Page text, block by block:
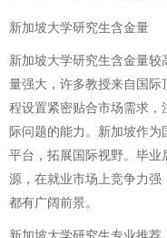
新加坡大学研究生含金量
新加坡大学研究生含金量较
量强大，许多教授来自国
程设置紧密贴合市场需求，
际问题的能力。新加坡作
平台，拓展国际视野。毕业
源，在就业市场上竞争力强
都有广阔前景。